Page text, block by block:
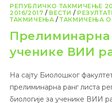
РЕПУБЛИЧКО ТАКМИЧЕЊЕ
2016/2017 / ВЕСТИ /
ТАКМИЧЕЊА /ТАКМИЧЕЊА
Прелиминарна
ученике ВИИ
На сајту Биолошког
прелиминарна ранг листа
биологије за ученике ВИИ